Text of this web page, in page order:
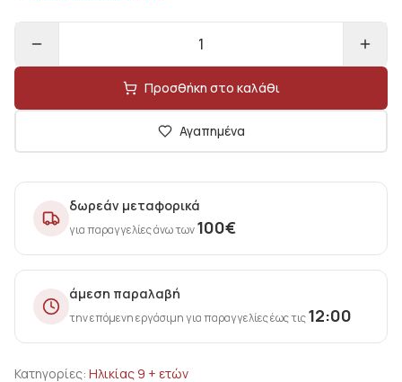
1
Προσθήκη στο καλάθι
Αγαπημένα
δωρεάν μεταφορικά
για παραγγελίες άνω των100€
άμεση παραλαβή
την επόμενη εργάσιμη για παραγγελίες έως τις12:00
Κατηγορίες: Ηλικίας 9 + ετών